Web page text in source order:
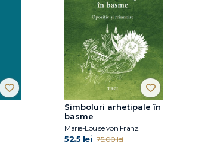
Simboluri arhetipale în
basme
Marie-Louise von Franz
52.5 lei 75.00 lei